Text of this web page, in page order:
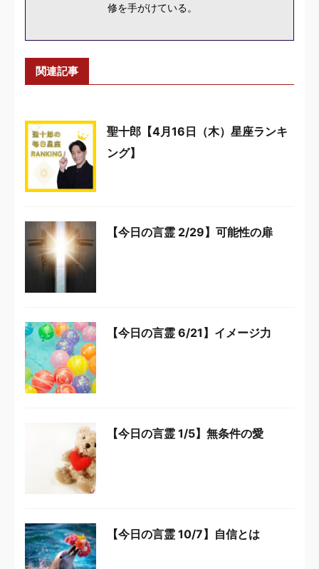
修を手がけている。
関連記事
聖十郎【4月16日（木）星座ランキ
ング】
【今日の言霊 2/29】可能性の扉
【今日の言霊 6/21】イメージ力
【今日の言霊 1/5】無条件の愛
【今日の言霊 10/7】自信とは